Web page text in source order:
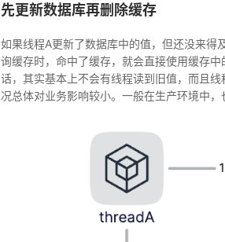
先更新数据库再删除缓存
如果线程A更新了数据库中的值，但还没来得
询缓存时，命中了缓存，就会直接使用缓存
话，其实基本上不会有线程读到旧值，而且
况总体对业务影响较小。一般在生产环境中，